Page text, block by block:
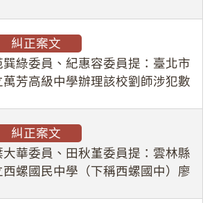
員保障法」及「職業安全衛生法」
定維護公務人員
糾正案文
巽綠委員、紀惠容委員提：臺北市
萬芳高級中學辦理該校劉師涉犯數
把關與糾錯功能，不僅首份調查報
漏未審酌師生不
糾正案文
大華委員、田秋堇委員提：雲林縣
西螺國民中學（下稱西螺國中）廖